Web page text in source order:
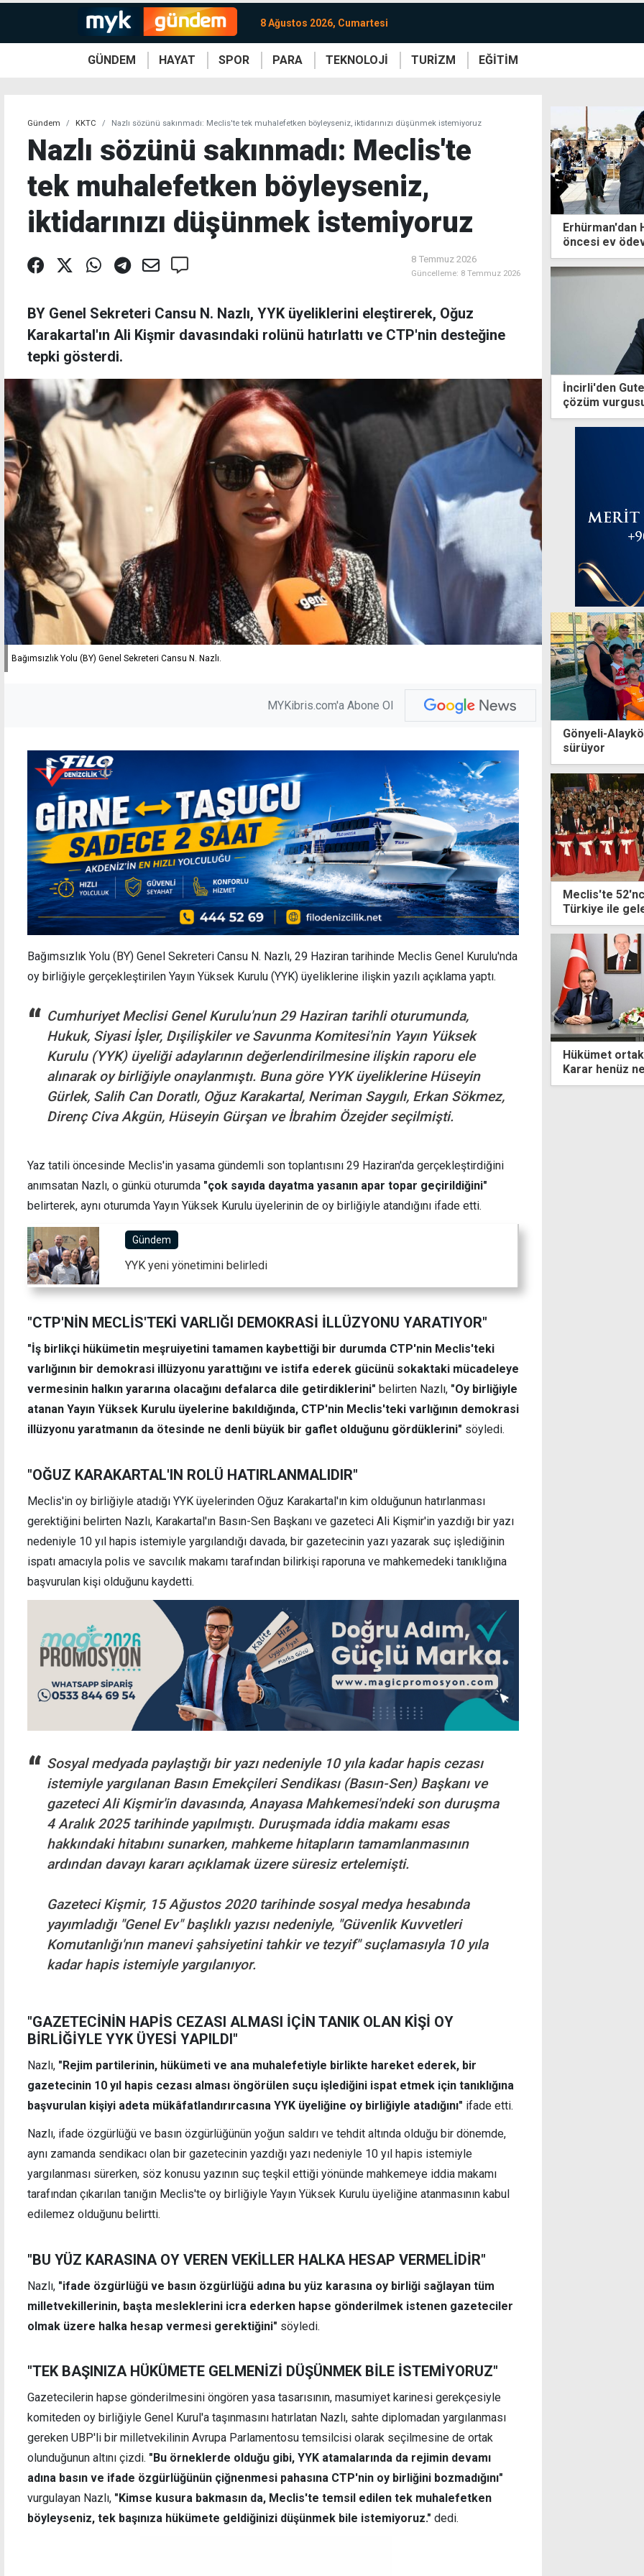
8 Ağustos 2026, Cumartesi
GÜNDEM HAYAT SPOR PARA TEKNOLOJİ TURİZM EĞİTİM
Gündem KKTC Nazlı sözünü sakınmadı: Meclis'te tek muhalefetken böyleyseniz, iktidarınızı düşünmek istemiyoruz
Nazlı sözünü sakınmadı: Meclis'te
tek muhalefetken böyleyseniz,
iktidarınızı düşünmek istemiyoruz
8 Temmuz 2026
Güncelleme: 8 Temmuz 2026
BY Genel Sekreteri Cansu N. Nazlı, YYK üyeliklerini eleştirerek, Oğuz
Karakartal'ın Ali Kişmir davasındaki rolünü hatırlattı ve CTP'nin desteğine
tepki gösterdi.
Bağımsızlık Yolu (BY) Genel Sekreteri Cansu N. Nazlı.
MYKibris.com'a Abone Ol
Bağımsızlık Yolu (BY) Genel Sekreteri Cansu N. Nazlı, 29 Haziran tarihinde Meclis Genel Kurulu'nda
oy birliğiyle gerçekleştirilen Yayın Yüksek Kurulu (YYK) üyeliklerine ilişkin yazılı açıklama yaptı.
Cumhuriyet Meclisi Genel Kurulu'nun 29 Haziran tarihli oturumunda,
Hukuk, Siyasi İşler, Dışilişkiler ve Savunma Komitesi'nin Yayın Yüksek
Kurulu (YYK) üyeliği adaylarının değerlendirilmesine ilişkin raporu ele
alınarak oy birliğiyle onaylanmıştı. Buna göre YYK üyeliklerine Hüseyin
Gürlek, Salih Can Doratlı, Oğuz Karakartal, Neriman Saygılı, Erkan Sökmez,
Direnç Civa Akgün, Hüseyin Gürşan ve İbrahim Özejder seçilmişti.
Yaz tatili öncesinde Meclis'in yasama gündemli son toplantısını 29 Haziran'da gerçekleştirdiğini
anımsatan Nazlı, o günkü oturumda "çok sayıda dayatma yasanın apar topar geçirildiğini"
belirterek, aynı oturumda Yayın Yüksek Kurulu üyelerinin de oy birliğiyle atandığını ifade etti.
Gündem
YYK yeni yönetimini belirledi
"CTP'NİN MECLİS'TEKİ VARLIĞI DEMOKRASİ İLLÜZYONU YARATIYOR"
"İş birlikçi hükümetin meşruiyetini tamamen kaybettiği bir durumda CTP'nin Meclis'teki
varlığının bir demokrasi illüzyonu yarattığını ve istifa ederek gücünü sokaktaki mücadeleye
vermesinin halkın yararına olacağını defalarca dile getirdiklerini" belirten Nazlı, "Oy birliğiyle
atanan Yayın Yüksek Kurulu üyelerine bakıldığında, CTP'nin Meclis'teki varlığının demokrasi
illüzyonu yaratmanın da ötesinde ne denli büyük bir gaflet olduğunu gördüklerini" söyledi.
"OĞUZ KARAKARTAL'IN ROLÜ HATIRLANMALIDIR"
Meclis'in oy birliğiyle atadığı YYK üyelerinden Oğuz Karakartal'ın kim olduğunun hatırlanması
gerektiğini belirten Nazlı, Karakartal'ın Basın-Sen Başkanı ve gazeteci Ali Kişmir'in yazdığı bir yazı
nedeniyle 10 yıl hapis istemiyle yargılandığı davada, bir gazetecinin yazı yazarak suç işlediğinin
ispatı amacıyla polis ve savcılık makamı tarafından bilirkişi raporuna ve mahkemedeki tanıklığına
başvurulan kişi olduğunu kaydetti.
Sosyal medyada paylaştığı bir yazı nedeniyle 10 yıla kadar hapis cezası
istemiyle yargılanan Basın Emekçileri Sendikası (Basın-Sen) Başkanı ve
gazeteci Ali Kişmir'in davasında, Anayasa Mahkemesi'ndeki son duruşma
4 Aralık 2025 tarihinde yapılmıştı. Duruşmada iddia makamı esas
hakkındaki hitabını sunarken, mahkeme hitapların tamamlanmasının
ardından davayı kararı açıklamak üzere süresiz ertelemişti.
Gazeteci Kişmir, 15 Ağustos 2020 tarihinde sosyal medya hesabında
yayımladığı "Genel Ev" başlıklı yazısı nedeniyle, "Güvenlik Kuvvetleri
Komutanlığı'nın manevi şahsiyetini tahkir ve tezyif" suçlamasıyla 10 yıla
kadar hapis istemiyle yargılanıyor.
"GAZETECİNİN HAPİS CEZASI ALMASI İÇİN TANIK OLAN KİŞİ OY
BİRLİĞİYLE YYK ÜYESİ YAPILDI"
Nazlı, "Rejim partilerinin, hükümeti ve ana muhalefetiyle birlikte hareket ederek, bir
gazetecinin 10 yıl hapis cezası alması öngörülen suçu işlediğini ispat etmek için tanıklığına
başvurulan kişiyi adeta mükâfatlandırırcasına YYK üyeliğine oy birliğiyle atadığını" ifade etti.
Nazlı, ifade özgürlüğü ve basın özgürlüğünün yoğun saldırı ve tehdit altında olduğu bir dönemde,
aynı zamanda sendikacı olan bir gazetecinin yazdığı yazı nedeniyle 10 yıl hapis istemiyle
yargılanması sürerken, söz konusu yazının suç teşkil ettiği yönünde mahkemeye iddia makamı
tarafından çıkarılan tanığın Meclis'te oy birliğiyle Yayın Yüksek Kurulu üyeliğine atanmasının kabul
edilemez olduğunu belirtti.
"BU YÜZ KARASINA OY VEREN VEKİLLER HALKA HESAP VERMELİDİR"
Nazlı, "ifade özgürlüğü ve basın özgürlüğü adına bu yüz karasına oy birliği sağlayan tüm
milletvekillerinin, başta mesleklerini icra ederken hapse gönderilmek istenen gazeteciler
olmak üzere halka hesap vermesi gerektiğini" söyledi.
"TEK BAŞINIZA HÜKÜMETE GELMENİZİ DÜŞÜNMEK BİLE İSTEMİYORUZ"
Gazetecilerin hapse gönderilmesini öngören yasa tasarısının, masumiyet karinesi gerekçesiyle
komiteden oy birliğiyle Genel Kurul'a taşınmasını hatırlatan Nazlı, sahte diplomadan yargılanması
gereken UBP'li bir milletvekilinin Avrupa Parlamentosu temsilcisi olarak seçilmesine de ortak
olunduğunun altını çizdi. " Bu örneklerde olduğu gibi, YYK atamalarında da rejimin devamı
adına basın ve ifade özgürlüğünün çiğnenmesi pahasına CTP'nin oy birliğini bozmadığını"
vurgulayan Nazlı, "Kimse kusura bakmasın da, Meclis'te temsil edilen tek muhalefetken
böyleyseniz, tek başınıza hükümete geldiğinizi düşünmek bile istemiyoruz." dedi.
Erhürman'dan
öncesi ev
İncirli'den
çözüm
Gönyeli-
sürüyor
Meclis'te
Türkiye ile
edecek
"Yine üçlü ya da dörtlü bir koalisyon
hükümeti oluşacak"
Hükümet ortaklarından seçim açıklaması:
Karar henüz netleşmedi
Lefkoşa'da 3
geçildi